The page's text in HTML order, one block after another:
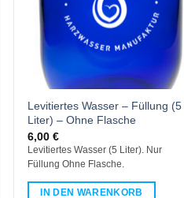
Levitiertes Wasser – Füllung (5
Liter) – Ohne Flasche
6,00€
Levitiertes Wasser (5 Liter). Nur
Füllung Ohne Flasche.
IN DEN WARENKORB